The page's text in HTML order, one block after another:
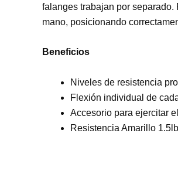
falanges trabajan por
mano, posicionando
Beneficios
Niveles de resistencia
Flexión individual de
Accesorio para ejercitar
Resistencia Amarillo